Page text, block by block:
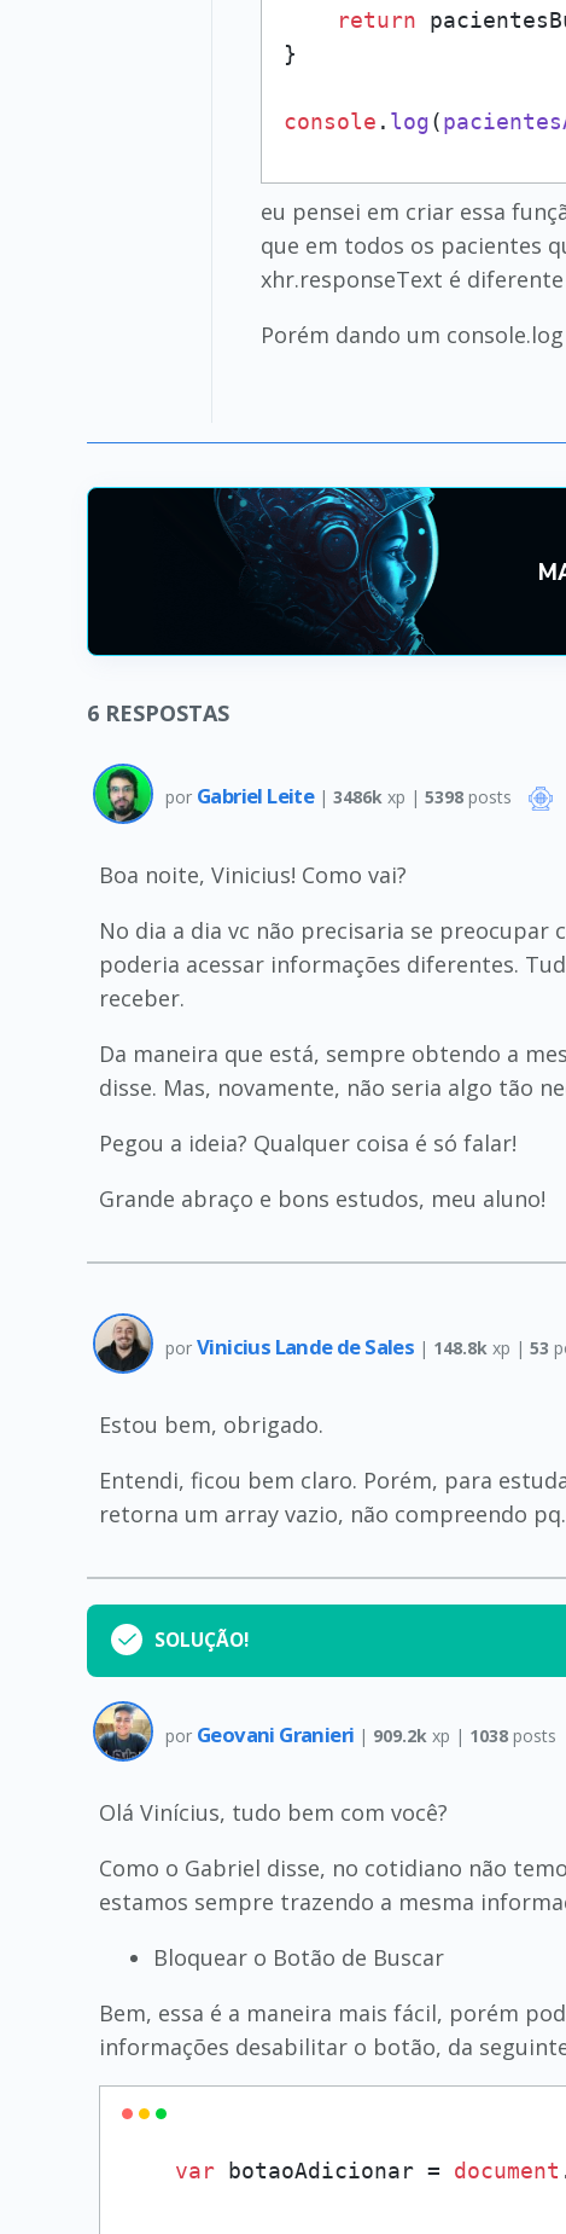
return
}
console . log(
eu pensei em criar essa
que em todos os pacientes
xhr.responseText é
Porém dando um
6 RESPOSTAS
por Gabriel Leite | 3486k xp | 5398posts
Boa noite, Vinicius! Como vai?
No dia a dia vc não precisaria se preocupar
poderia acessar informações diferentes.
receber.
Da maneira que está, sempre obtendo a
disse. Mas, novamente, não seria algo tão
Pegou a ideia? Qualquer coisa é só falar!
Grande abraço e bons estudos, meu aluno!
por Vinicius Lande de Sales | 148.8k xp | 53
Estou bem, obrigado.
Entendi, ficou bem claro. Porém, para
retorna um array vazio, não compreendo
SOLUÇÃO!
por Geovani Granieri | 909.2k xp | 1038posts
Olá Vinícius, tudo bem com você?
Como o Gabriel disse, no cotidiano não
estamos sempre trazendo a mesma
Bloquear o Botão de Buscar
Bem, essa é a maneira mais fácil, porém
informações desabilitar o botão, da
var botaoAdicionar = document